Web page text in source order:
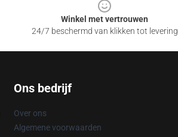
Winkel met vertrouwen
24/7 beschermd van klikken tot levering
Ons bedrijf
Over ons
Algemene voorwaarden